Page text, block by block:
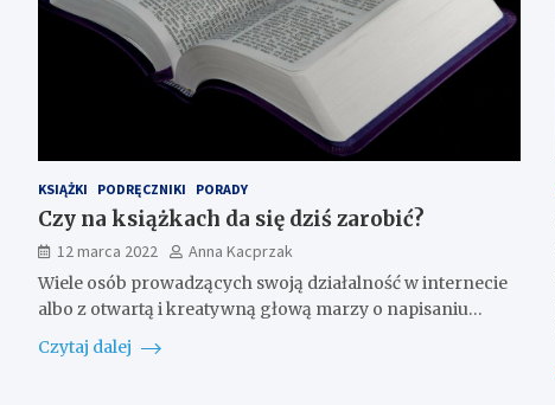
KSIĄŻKI PODRĘCZNIKI PORADY
Czy na książkach da się dziś zarobić?
12 marca 2022
Anna Kacprzak
Wiele osób prowadzących swoją działalność w internecie
albo z otwartą i kreatywną głową marzy o napisaniu…
Czytaj dalej